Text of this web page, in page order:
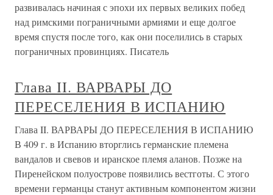
развивалась начиная с эпохи их первых великих побед
над римскими пограничными армиями и еще долгое
время спустя после того, как они поселились в старых
пограничных провинциях. Писатель
Глава II. ВАРВАРЫ ДО
ПЕРЕСЕЛЕНИЯ В ИСПАНИЮ
Глава II. ВАРВАРЫ ДО ПЕРЕСЕЛЕНИЯ В ИСПАНИЮ
В 409 г. в Испанию вторглись германские племена
вандалов и свевов и иранское племя аланов. Позже на
Пиренейском полуострове появились вестготы. С этого
времени германцы станут активным компонентом жизни